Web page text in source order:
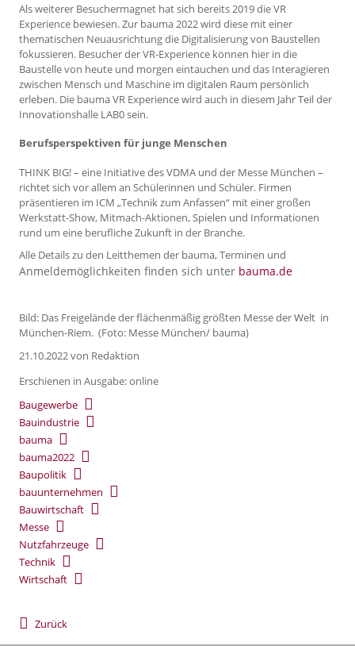
Als weiterer Besuchermagnet hat sich bereits 2019 die VR
Experience bewiesen. Zur bauma 2022 wird diese mit einer
thematischen Neuausrichtung die Digitalisierung von Baustellen
fokussieren. Besucher der VR-Experience können hier in die
Baustelle von heute und morgen eintauchen und das Interagieren
zwischen Mensch und Maschine im digitalen Raum persönlich
erleben. Die bauma VR Experience wird auch in diesem Jahr Teil der
Innovationshalle LAB0 sein.
Berufsperspektiven für junge Menschen
THINK BIG! – eine Initiative des VDMA und der Messe München –
richtet sich vor allem an Schülerinnen und Schüler. Firmen
präsentieren im ICM „Technik zum Anfassen“ mit einer großen
Werkstatt-Show, Mitmach-Aktionen, Spielen und Informationen
rund um eine berufliche Zukunft in der Branche.
Alle Details zu den Leitthemen der bauma, Terminen und
Anmeldemöglichkeiten finden sich unter bauma.de
Bild: Das Freigelände der flächenmäßig größten Messe der Welt in
München-Riem. (Foto: Messe München/ bauma)
21.10.2022von Redaktion
Erschienen in Ausgabe: online
Baugewerbe
Bauindustrie
bauma
bauma2022
Baupolitik
bauunternehmen
Bauwirtschaft
Messe
Nutzfahrzeuge
Technik
Wirtschaft
Zurück